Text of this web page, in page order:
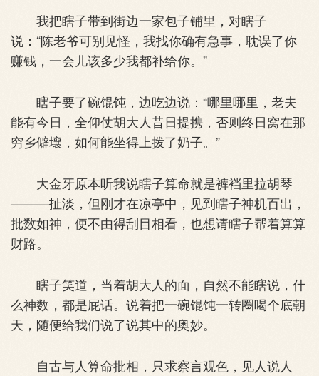
我把瞎子带到街边一家包子铺里，对瞎子
说：“陈老爷可别见怪，我找你确有急事，耽误了你
赚钱，一会儿该多少我都补给你。”
瞎子要了碗馄饨，边吃边说：“哪里哪里，老夫
能有今日，全仰仗胡大人昔日提携，否则终日窝在那
穷乡僻壤，如何能坐得上拨了奶子。”
大金牙原本听我说瞎子算命就是裤裆里拉胡琴
———扯淡，但刚才在凉亭中，见到瞎子神机百出，
批数如神，便不由得刮目相看，也想请瞎子帮着算算
财路。
瞎子笑道，当着胡大人的面，自然不能瞎说，什
么神数，都是屁话。说着把一碗馄饨一转圈喝个底朝
天，随便给我们说了说其中的奥妙。
自古与人算命批相，只求察言观色，见人说人